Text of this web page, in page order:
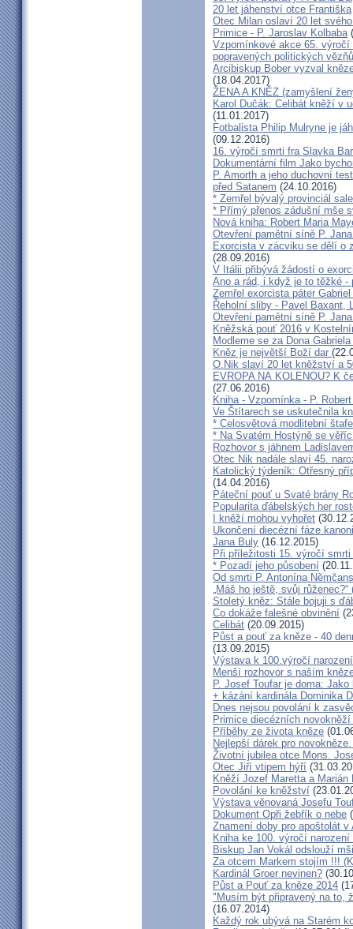
20 let jáhenství otce Františka
Otec Milan oslaví 20 let
Primice - P. Jaroslav Kolbaba
Vzpomínkové akce 65.
popravených politických vězňů
Arcibiskup Bober vyzval
(18.04.2017)
ŽENA A KNĚZ (zamyšlení
Karol Dučák: Celibát kněží v
(11.01.2017)
Fotbalista Philip Mulryne je
(09.12.2016)
16. výročí smrti fra Slavka
Dokumentární film Jako
P. Amorth a jeho duchovní
před Satanem (24.10.2016)
* Zemřel bývalý provinciál
* Přímý přenos zádušní mše
Nová kniha: Robert Maria
Otevření pamětní síně P.
Exorcista v zácviku se dělí o
(28.09.2016)
V Itálii přibývá žádostí o
Ano a rád, i když je to těžké -
Zemřel exorcista páter Gabriel
Řeholní sliby - Pavel Baxant,
Otevření pamětní síně P.
Kněžská pouť 2016 v
Modleme se za Dona
Kněz je největší Boží dar
O.Nik slaví 20 let kněžství a
EVROPA NA KOLENOU? K
(27.06.2016)
Kniha - Vzpomínka - P.
Ve Štítarech se uskutečnila
* Celosvětová modlitební
* Na Svatém Hostýně se
Rozhovor s jáhnem
Otec Nik nadále slaví 45.
Katolický týdeník: Otřesný
(14.04.2016)
Páteční pouť u Svaté brány
Popularita ďábelských her
I kněží mohou vyhořet
Ukončení diecézní fáze
Jana Buly (16.12.2015)
Při příležitosti 15. výročí
* Pozadí jeho působení
Od smrti P. Antonína
„Máš ho ještě, svůj
Stoletý kněz: Stále bojuji s
Co dokáže falešné obvinění
Celibát (20.09.2015)
Půst a pouť za kněze - 40
(13.09.2015)
Výstava k 100.výročí
Menší rozhovor s naším
P. Josef Toufar je doma:
+ kázání kardinála Dominika
Dnes nejsou povolání k
Primice diecézních
Příběhy ze života kněze
Nejlepší dárek pro
Životní jubilea otce Mons.
Otec Jiří vtipem hýří
Kněží Jozef Maretta a Marián
Povolání ke kněžství
Výstava věnovaná Josefu
Dokument Opři žebřík o nebe
Znamení doby pro apoštolát v
Kniha ke 100. výročí narození
Biskup Jan Vokál odslouží
Za otcem Markem stojím !!!
Kardinál Groer nevinen?
Půst a Pouť za kněze 2014
"Musím být připravený na to,
(16.07.2014)
Každý rok ubývá na Starém